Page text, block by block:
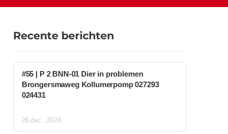
Recente berichten
#55 | P 2 BNN-01 Dier in problemen
Brongersmaweg Kollumerpomp 027293
024431
26 dec., 2024